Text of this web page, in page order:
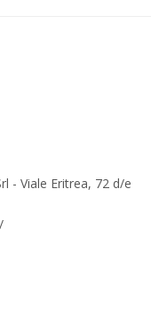
- Viale Eritrea, 72 d/e